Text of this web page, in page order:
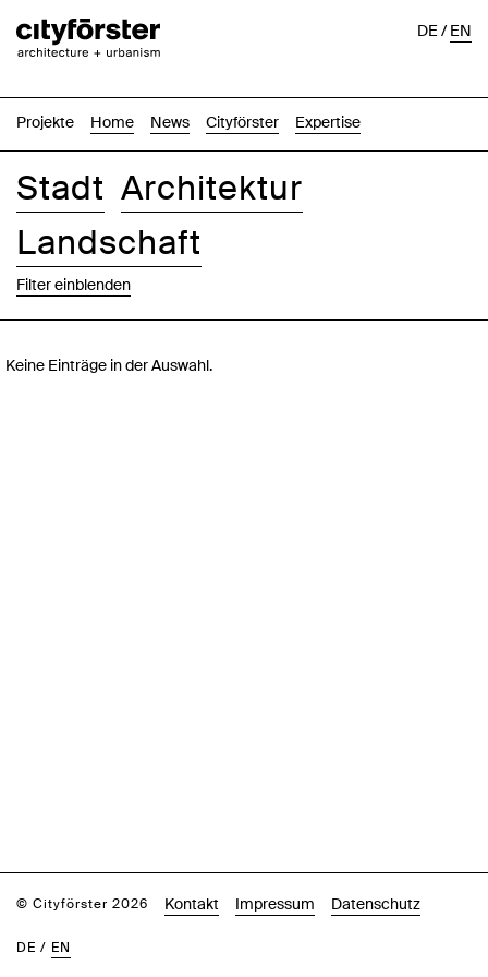
Projekte Home News Cityförster Expertise
DE/EN
Stadt Architektur
Landschaft
Filter einblenden
Keine Einträge in der Auswahl.
© Cityförster 2026 Kontakt Impressum Datenschutz
DE / EN